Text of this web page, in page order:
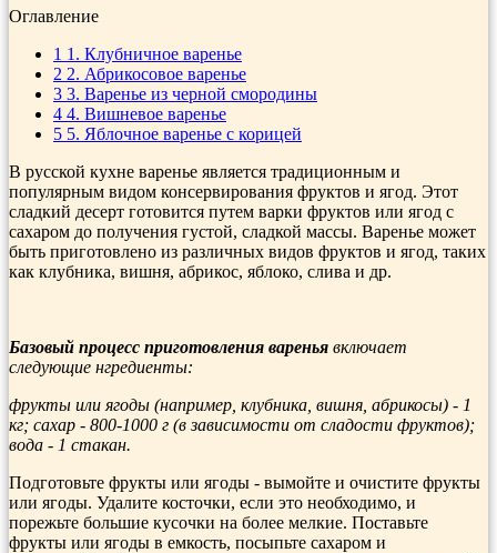
Оглавление
1 1. Клубничное варенье
2 2. Абрикосовое варенье
3 3. Варенье из черной смородины
4 4. Вишневое варенье
5 5. Яблочное варенье с корицей
В русской кухне варенье является традиционным и
популярным видом консервирования фруктов и ягод. Этот
сладкий десерт готовится путем варки фруктов или ягод с
сахаром до получения густой, сладкой массы. Варенье может
быть приготовлено из различных видов фруктов и ягод, таких
как клубника, вишня, абрикос, яблоко, слива и др.
Базовый процесс приготовления варенья включает
следующие нгредиенты:
фрукты или ягоды (например, клубника, вишня, абрикосы) - 1
кг; сахар - 800-1000 г (в зависимости от сладости фруктов);
вода - 1 стакан.
Подготовьте фрукты или ягоды - вымойте и очистите фрукты
или ягоды. Удалите косточки, если это необходимо, и
порежьте большие кусочки на более мелкие. Поставьте
фрукты или ягоды в емкость, посыпьте сахаром и